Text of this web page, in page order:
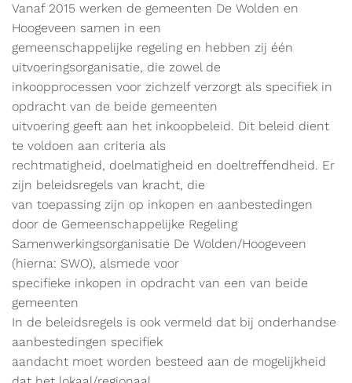
Vanaf 2015 werken de gemeenten De Wolden en
Hoogeveen samen in een
gemeenschappelijke regeling en hebben zij één
uitvoeringsorganisatie, die zowel de
inkoopprocessen voor zichzelf verzorgt als specifiek in
opdracht van de beide gemeenten
uitvoering geeft aan het inkoopbeleid. Dit beleid dient
te voldoen aan criteria als
rechtmatigheid, doelmatigheid en doeltreffendheid. Er
zijn beleidsregels van kracht, die
van toepassing zijn op inkopen en aanbestedingen
door de Gemeenschappelijke Regeling
Samenwerkingsorganisatie De Wolden/Hoogeveen
(hierna: SWO), alsmede voor
specifieke inkopen in opdracht van een van beide
gemeenten
In de beleidsregels is ook vermeld dat bij onderhandse
aanbestedingen specifiek
aandacht moet worden besteed aan de mogelijkheid